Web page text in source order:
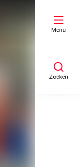
Menu
Zoeken